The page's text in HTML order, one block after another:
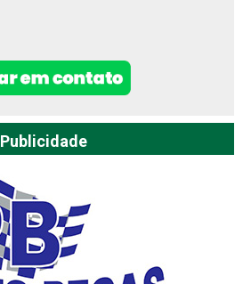
Publicidade